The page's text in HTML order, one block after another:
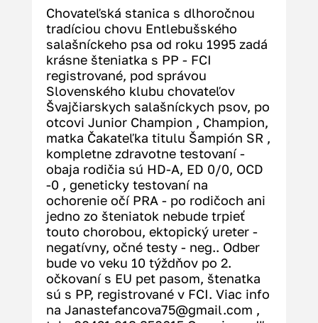
Chovateľská stanica s dlhoročnou
tradíciou chovu Entlebušského
salašníckeho psa od roku 1995 zadá
krásne šteniatka s PP - FCI
registrované, pod správou
Slovenského klubu chovateľov
Švajčiarskych salašníckych psov, po
otcovi Junior Champion , Champion,
matka Čakateľka titulu Šampión SR ,
kompletne zdravotne testovaní -
obaja rodičia sú HD-A, ED 0/0, OCD
-0 , geneticky testovaní na
ochorenie očí PRA - po rodičoch ani
jedno zo šteniatok nebude trpieť
touto chorobou, ektopický ureter -
negatívny, očné testy - neg.. Odber
bude vo veku 10 týždňov po 2.
očkovaní s EU pet pasom, štenatka
sú s PP, registrované v FCI. Viac info
na Janastefancova75@gmail.com ,